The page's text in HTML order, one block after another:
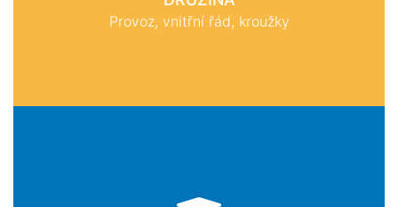
Provoz, vnitřní řád, kroužky